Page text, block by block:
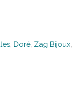
, Doré, Zag Bijoux,